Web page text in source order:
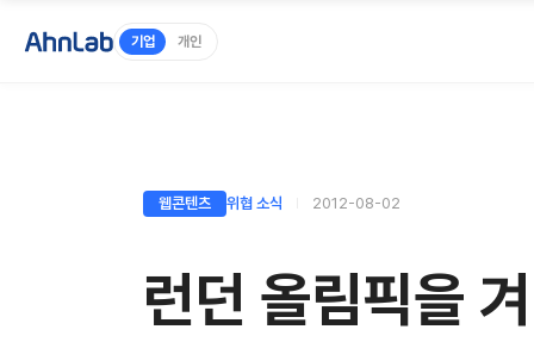
기업 개인
웹콘텐츠 위협 소식 2012-08-02
런던 올림픽을